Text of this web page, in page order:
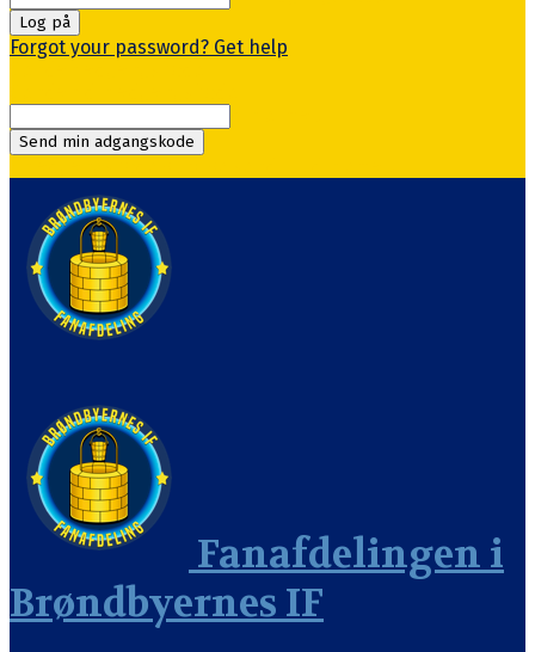
Forgot your password? Get help
Fanafdelingen i
Brøndbyernes IF